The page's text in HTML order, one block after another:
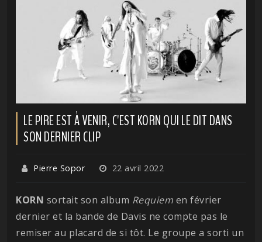
LE PIRE EST À VENIR, C'EST KORN QUI LE DIT DANS
SON DERNIER CLIP
Pierre Sopor 22 avril 2022
KORN sortait son album Requiem en février
dernier et la bande de Davis ne compte pas le
remiser au placard de si tôt. Le groupe a sorti un